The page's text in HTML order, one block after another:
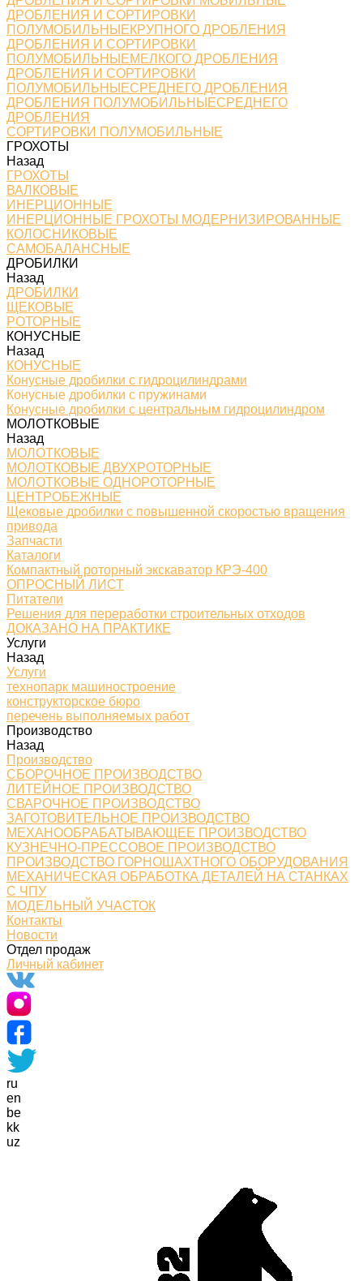
ДРОБЛЕНИЯ И СОРТИРОВКИ
ПОЛУМОБИЛЬНЫЕКРУПНОГО ДРОБЛЕНИЯ
ДРОБЛЕНИЯ И СОРТИРОВКИ
ПОЛУМОБИЛЬНЫЕМЕЛКОГО ДРОБЛЕНИЯ
ДРОБЛЕНИЯ И СОРТИРОВКИ
ПОЛУМОБИЛЬНЫЕСРЕДНЕГО ДРОБЛЕНИЯ
ДРОБЛЕНИЯ ПОЛУМОБИЛЬНЫЕСРЕДНЕГО
ДРОБЛЕНИЯ
СОРТИРОВКИ ПОЛУМОБИЛЬНЫЕ
ГРОХОТЫ
Назад
ГРОХОТЫ
ВАЛКОВЫЕ
ИНЕРЦИОННЫЕ
ИНЕРЦИОННЫЕ ГРОХОТЫ МОДЕРНИЗИРОВАННЫЕ
КОЛОСНИКОВЫЕ
САМОБАЛАНСНЫЕ
ДРОБИЛКИ
Назад
ДРОБИЛКИ
ЩЕКОВЫЕ
РОТОРНЫЕ
КОНУСНЫЕ
Назад
КОНУСНЫЕ
Конусные дробилки с гидроцилиндрами
Конусные дробилки с пружинами
Конусные дробилки с центральным гидроцилиндром
МОЛОТКОВЫЕ
Назад
МОЛОТКОВЫЕ
МОЛОТКОВЫЕ ДВУХРОТОРНЫЕ
МОЛОТКОВЫЕ ОДНОРОТОРНЫЕ
ЦЕНТРОБЕЖНЫЕ
Щековые дробилки с повышенной скоростью вращения
привода
Запчасти
Каталоги
Компактный роторный экскаватор КРЭ-400
ОПРОСНЫЙ ЛИСТ
Питатели
Решения для переработки строительных отходов
ДОКАЗАНО НА ПРАКТИКЕ
Услуги
Назад
Услуги
технопарк машиностроение
конструкторское бюро
перечень выполняемых работ
Производство
Назад
Производство
СБОРОЧНОЕ ПРОИЗВОДСТВО
ЛИТЕЙНОЕ ПРОИЗВОДСТВО
СВАРОЧНОЕ ПРОИЗВОДСТВО
ЗАГОТОВИТЕЛЬНОЕ ПРОИЗВОДСТВО
МЕХАНООБРАБАТЫВАЮЩЕЕ ПРОИЗВОДСТВО
КУЗНЕЧНО-ПРЕССОВОЕ ПРОИЗВОДСТВО
ПРОИЗВОДСТВО ГОРНОШАХТНОГО ОБОРУДОВАНИЯ
МЕХАНИЧЕСКАЯ ОБРАБОТКА ДЕТАЛЕЙ НА СТАНКАХ
С ЧПУ
МОДЕЛЬНЫЙ УЧАСТОК
Контакты
Новости
Отдел продаж
Личный кабинет
ru
en
be
kk
uz